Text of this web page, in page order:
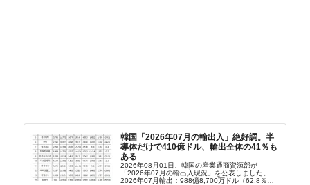
韓国「2026年07月の輸出入」絶好調。半
導体だけで410億ドル、輸出全体の41％も
ある
2026年08月01日、韓国の産業通商資源部が
「2026年07月の輸出入現況」を公表しました。
2026年07月輸出：988億8,700万ドル（62.8％）